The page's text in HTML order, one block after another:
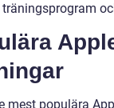
mest populära